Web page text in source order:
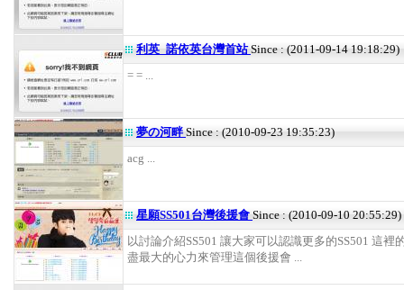
利英_諾依英台灣首站Since : (2011-09-14 19:18:29)
= = ...
夢の河畔Since : (2010-09-23 19:35:23)
acg ...
星願SS501台灣後援會 Since : (2010-09-10 20:55:29)
以討論介紹SS501 讓大家可以認識更多的SS501 這裡
盡最大的心力來管理這個後援會 ...